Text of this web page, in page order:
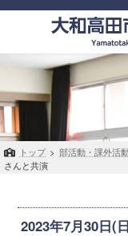
コ
ン
へ
ス
キ
ッ
プ
ナ
ー
ョ
ン
に
移
動
トップ > 部活動・課外活
さんと共演
2023年7月30日(